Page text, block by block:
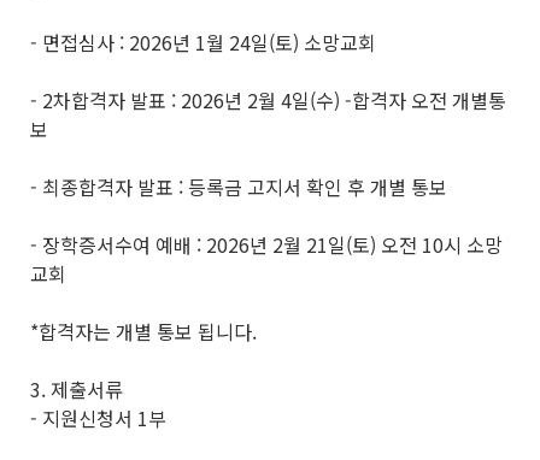
- 면접심사 : 2026년 1월 24일(토) 소망교회
- 2차합격자 발표 : 2026년 2월 4일(수) -합격자 오전 개별통
보
- 최종합격자 발표 : 등록금 고지서 확인 후 개별 통보
- 장학증서수여 예배 : 2026년 2월 21일(토) 오전 10시 소망
교회
*합격자는 개별 통보 됩니다.
3. 제출서류
- 지원신청서 1부